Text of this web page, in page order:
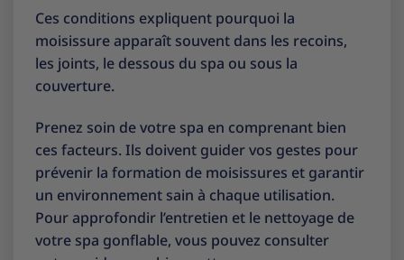
Ces conditions expliquent pourquoi la
moisissure apparaît souvent dans les recoins,
les joints, le dessous du spa ou sous la
couverture.
Prenez soin de votre spa en comprenant bien
ces facteurs. Ils doivent guider vos gestes pour
prévenir la formation de moisissures et garantir
un environnement sain à chaque utilisation.
Pour approfondir l’entretien et le nettoyage de
votre spa gonflable, vous pouvez consulter